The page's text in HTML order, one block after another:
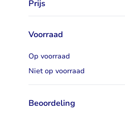
Prijs
Voorraad
Op voorraad
Niet op voorraad
Beoordeling